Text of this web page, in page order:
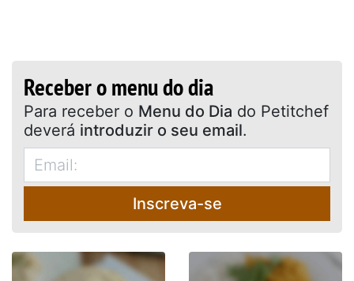
Receber o menu do dia
Para receber o Menu do Dia do Petitchef
deverá introduzir o seu email.
Inscreva-se